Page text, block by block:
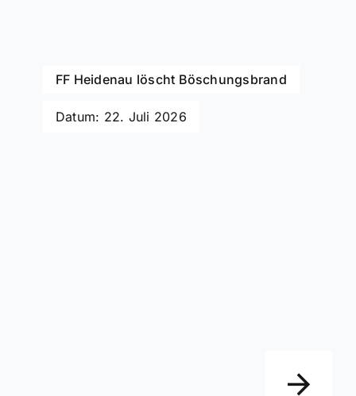
FF Heidenau löscht Böschungsbrand
Datum: 22. Juli 2026